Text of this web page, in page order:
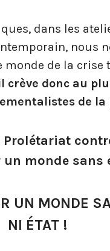
dans les
nous
monde de la
crève donc au
de
monde
UN MONDE
NI ÉTAT !